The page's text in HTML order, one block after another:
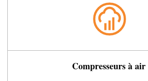
Compresseurs à air